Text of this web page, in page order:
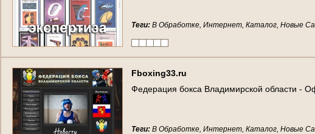
Теги: В Обработке, Интернет, Каталог, Новые
Fboxing33.ru
Федерация бокса Владимирской области - О
Теги: В Обработке, Интернет, Каталог, Новые